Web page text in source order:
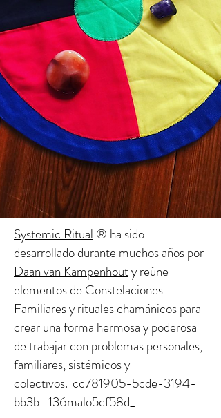
Systemic Ritual ® ha sido
desarrollado durante muchos años por
Daan van Kampenhouty reúne
elementos de Constelaciones
Familiares y rituales chamánicos para
crear una forma hermosa y poderosa
de trabajar con problemas personales,
familiares, sistémicos y
colectivos._cc781905-5cde-3194-
bb3b- 136malo5cf58d_